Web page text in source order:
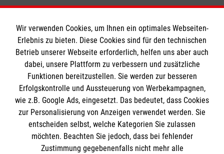
Informationen
Impressum
Datenschutz
Kontakt
Barrierefreiheit
Die Malteser
Malteser in Deutschland
Wir verwenden Cookies, um Ihnen ein optimales Webseiten-
Erlebnis zu bieten. Diese Cookies sind für den technischen
Betrieb unserer Webseite erforderlich, helfen uns aber auch
dabei, unsere Plattform zu verbessern und zusätzliche
Funktionen bereitzustellen. Sie werden zur besseren
Erfolgskontrolle und Aussteuerung von Werbekampagnen,
wie z.B. Google Ads, eingesetzt. Das bedeutet, dass Cookies
zur Personalisierung von Anzeigen verwendet werden. Sie
entscheiden selbst, welche Kategorien Sie zulassen
möchten. Beachten Sie jedoch, dass bei fehlender
Zustimmung gegebenenfalls nicht mehr alle